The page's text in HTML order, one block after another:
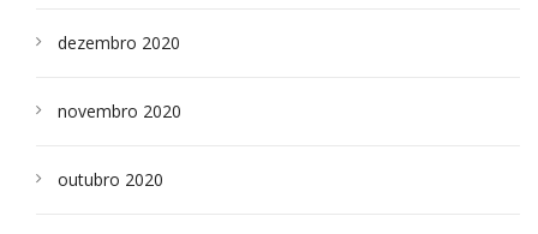
dezembro 2020
novembro 2020
outubro 2020